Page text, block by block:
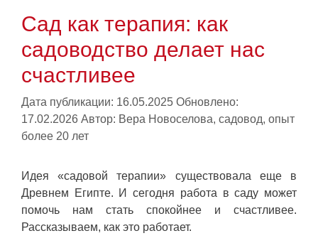
Сад как терапия: как
садоводство делает нас
счастливее
Дата публикации: 16.05.2025 Обновлено:
17.02.2026 Автор: Вера Новоселова, садовод, опыт
более 20 лет
Идея «садовой терапии» существовала еще в
Древнем Египте. И сегодня работа в саду может
помочь нам стать спокойнее и счастливее.
Рассказываем, как это работает.